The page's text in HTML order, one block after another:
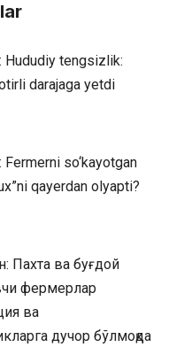
Hududiy tengsizlik:
darajaga yetdi
so‘kayotgan
qayerdan olyapti?
Пахта ва буғдой
фермерлар
ва
дучор бўлмоқда